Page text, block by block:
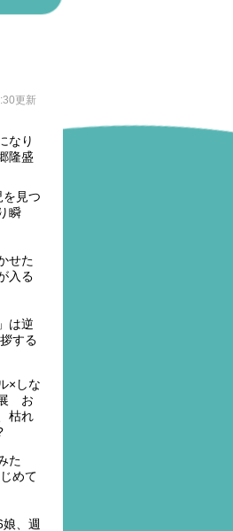
更新
なり
隆盛
見つ
瞬
せた
入る
は逆
する
×しな
展 お
枯れ
た
めて
、週